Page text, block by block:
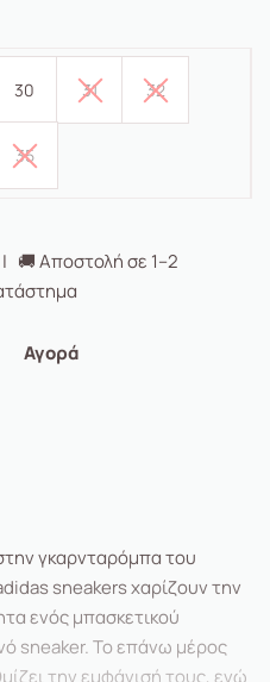
30 31 32
35
Αποστολή σε 1–2
Αγορά
γκαρνταρόμπα του
sneakers χαρίζουν την
ενός μπασκετικού
sneaker. Το επάνω μέρος